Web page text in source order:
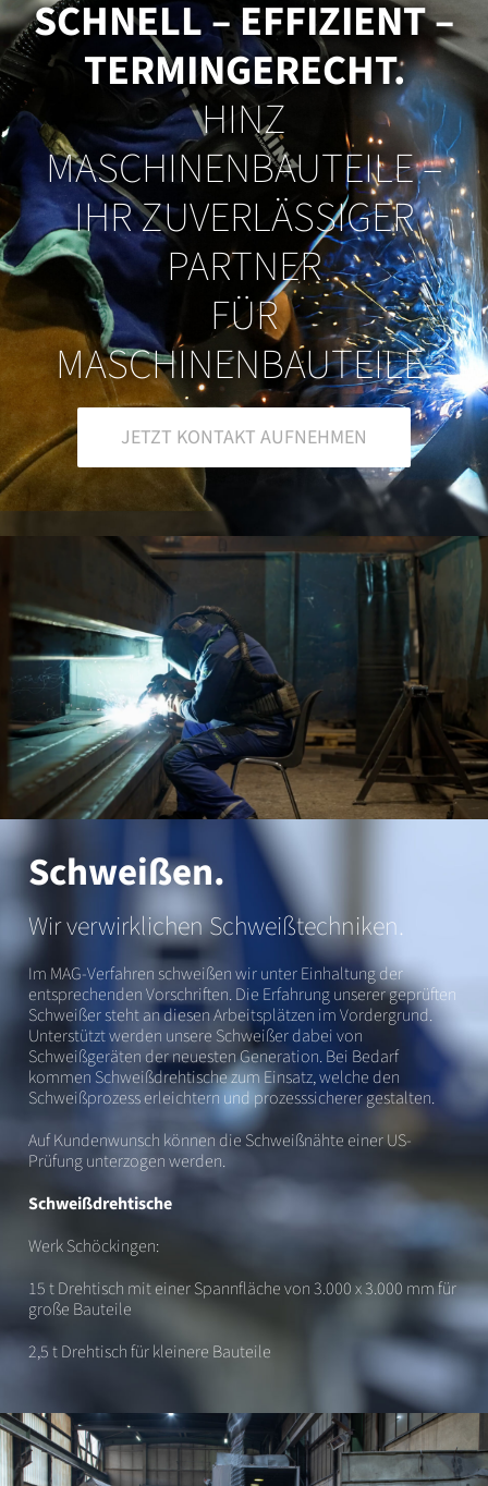
SCHNELL – EFFIZIENT –
TERMINGERECHT.
HINZ
MASCHINENBAUTEILE –
IHR ZUVERLÄSSIGER
PARTNER
FÜR
MASCHINENBAUTEILE.
JETZT KONTAKT AUFNEHMEN
Schweißen.
Wir verwirklichen Schweißtechniken.
Im MAG-Verfahren schweißen wir unter Einhaltung der
entsprechenden Vorschriften. Die Erfahrung unserer geprüften
Schweißer steht an diesen Arbeitsplätzen im Vordergrund.
Unterstützt werden unsere Schweißer dabei von
Schweißgeräten der neuesten Generation. Bei Bedarf
kommen Schweißdrehtische zum Einsatz, welche den
Schweißprozess erleichtern und prozesssicherer gestalten.
Auf Kundenwunsch können die Schweißnähte einer US-
Prüfung unterzogen werden.
Schweißdrehtische
Werk Schöckingen:
15 t Drehtisch mit einer Spannfläche von 3.000 x 3.000 mm für
große Bauteile
2,5 t Drehtisch für kleinere Bauteile